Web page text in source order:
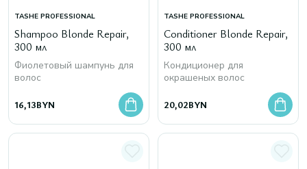
TASHE PROFESSIONAL
Shampoo Blonde Repair,
300 мл
Фиолетовый шампунь для
волос
16,13BYN
TASHE PROFESSIONAL
Conditioner Blonde Repair,
300 мл
Кондиционер для
окрашеных волос
20,02BYN